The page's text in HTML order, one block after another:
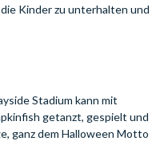
Kinder zu unterhalten und
Stadium kann mit
getanzt, gespielt und
ganz dem Halloween Motto